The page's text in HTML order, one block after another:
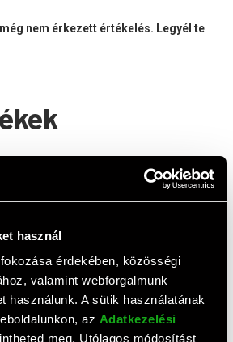
használ
érdekében, közösségi
valamint webforgalmunk
használunk. A sütik használatának
az Adatkezelési
meg. Utólagos módosítást
nem érkezett értékelés. Legyél te
VA
APC Back-UPS Pro
BGM2200 UPS (2200 VA,